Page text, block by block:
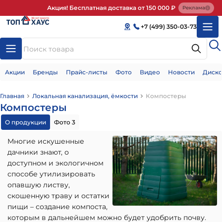
Акция! Бесплатная доставка от 150 000 ₽ Реклама
+7 (499) 350-03-73
Акции Бренды Прайс-листы Фото Видео Новости
Главная Локальная канализация, ёмкости Компостеры
Компостеры
О продукции Фото 3
Многие искушенные
дачники знают, о
доступном и экологичном
способе утилизировать
опавшую листву,
скошенную траву и остатки
пищи – создание компоста,
которым в дальнейшем можно будет удобрить почву.